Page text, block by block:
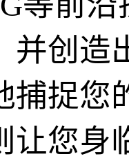
并创造
捕捉您
让您身